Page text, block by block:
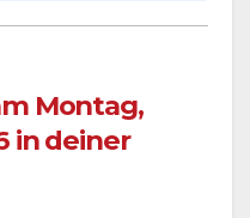
Montag,
in deiner